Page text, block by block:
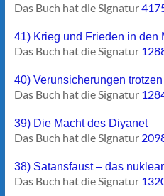
Das Buch hat die Signatur
41) Krieg und Frieden in den
Das Buch hat die Signatur
40) Verunsicherungen trotzen
Das Buch hat die Signatur
39) Die Macht des Diyanet
Das Buch hat die Signatur
38) Satansfaust – das
Das Buch hat die Signatur